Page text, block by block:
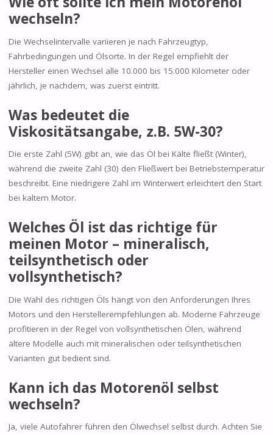
wechseln?
Die Wechselintervalle variieren je nach Fahrzeugtyp,
Fahrbedingungen und Ölsorte. In der Regel empfiehlt der
Hersteller einen Wechsel alle 10.000 bis 15.000 Kilometer oder
jährlich, je nachdem, was zuerst eintritt.
Was bedeutet die
Viskositätsangabe, z.B. 5W-30?
Die erste Zahl (5W) gibt an, wie das Öl bei Kälte fließt (Winter),
während die zweite Zahl (30) den Fließwert bei Betriebstemperatur
beschreibt. Eine niedrigere Zahl im Winterwert erleichtert den Start
bei kaltem Motor.
Welches Öl ist das richtige für
meinen Motor – mineralisch,
teilsynthetisch oder
vollsynthetisch?
Die Wahl des richtigen Öls hängt von den Anforderungen Ihres
Motors und den Herstellerempfehlungen ab. Moderne Fahrzeuge
profitieren in der Regel von vollsynthetischen Ölen, während
ältere Modelle auch mit mineralischen oder teilsynthetischen
Varianten gut bedient sind.
Kann ich das Motorenöl selbst
wechseln?
Ja, viele Autofahrer führen den Ölwechsel selbst durch. Achten Sie